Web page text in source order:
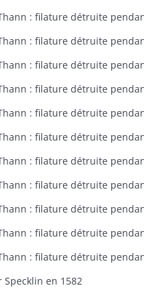
: filature détruite
: filature détruite
: filature détruite
: filature détruite
: filature détruite
: filature détruite
: filature détruite
: filature détruite
: filature détruite
: filature détruite
: filature détruite
en 1582